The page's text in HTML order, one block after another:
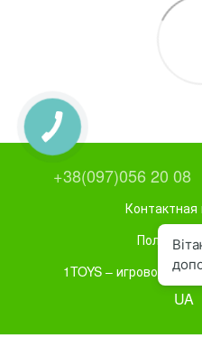
+38(097)056 20 08
Полная
1TOYS – игровое и
UA